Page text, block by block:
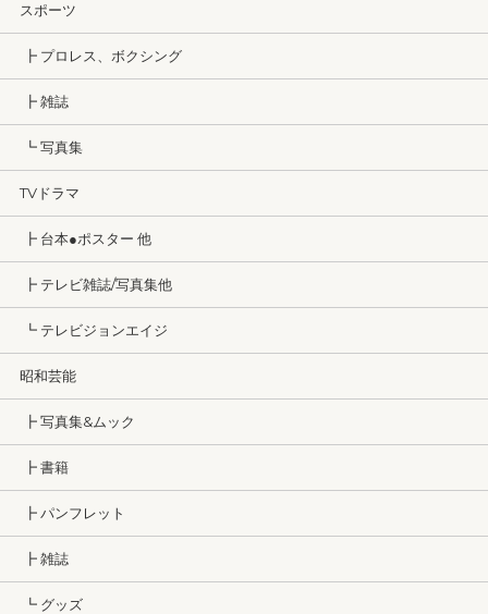
スポーツ
┣ プロレス、ボクシング
┣ 雑誌
┗ 写真集
TVドラマ
┣ 台本●ポスター 他
┣ テレビ雑誌/写真集他
┗ テレビジョンエイジ
昭和芸能
┣ 写真集&ムック
┣ 書籍
┣ パンフレット
┣ 雑誌
┗ グッズ